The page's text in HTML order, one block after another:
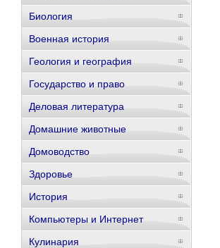
Биология
Военная история
Геология и география
Государство и право
Деловая литература
Домашние животные
Домоводство
Здоровье
История
Компьютеры и Интернет
Кулинария